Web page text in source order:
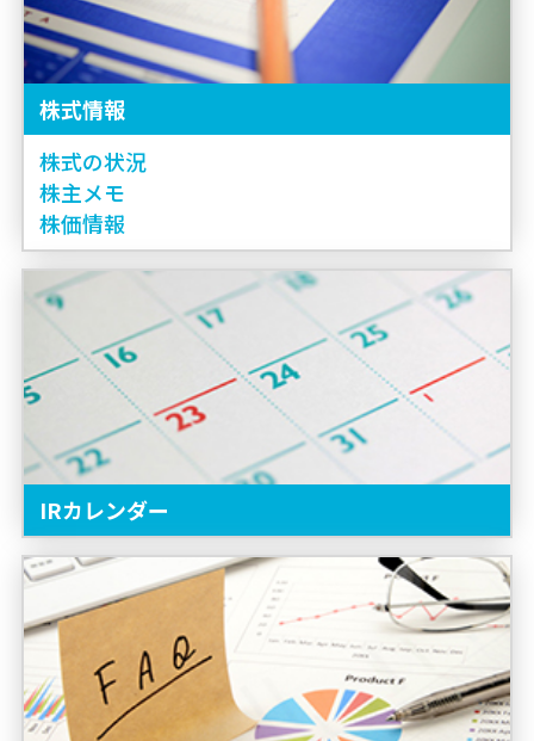
株式情報
株式の状況
株主メモ
株価情報
IRカレンダー